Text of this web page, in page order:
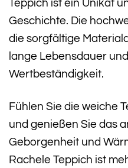
Teppich ist ein Unikat
Geschichte. Die
die sorgfältige
lange Lebensdauer
Wertbeständigkeit.
Fühlen Sie die weiche
und genießen Sie das
Geborgenheit und
Rachele Teppich ist